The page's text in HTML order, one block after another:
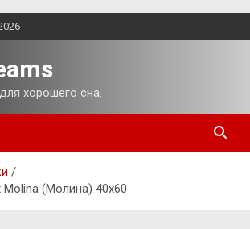
хорошего сна.
(Молина) 40х60